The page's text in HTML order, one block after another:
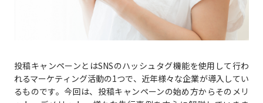
投稿キャンペーンとはSNSのハッシュタグ機能を使用して行わ
れるマーケティング活動の1つで、近年様々な企業が導入してい
るものです。今回は、投稿キャンペーンの始め方からそのメリ